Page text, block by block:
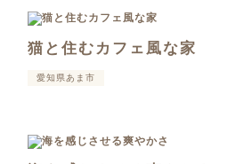
猫と住むカフェ風な家
愛知県あま市